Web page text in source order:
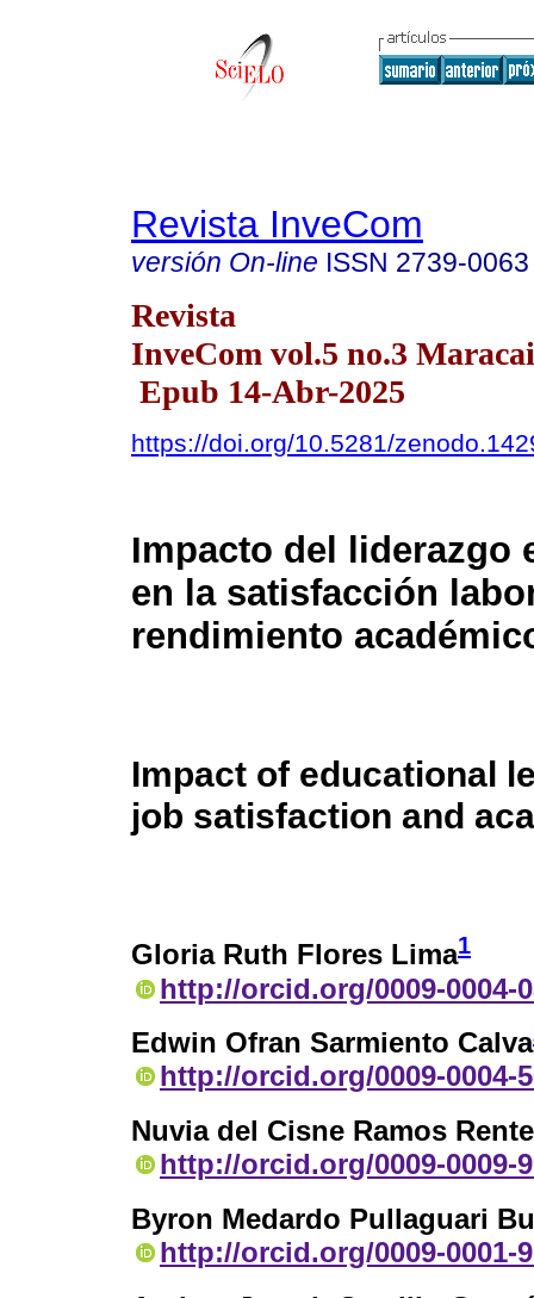
Revista InveCom
versión On-line ISSN 2739-0063
Revista
InveCom vol.5 no.3
Epub 14-Abr-2025
https://doi.org/10.5281/
Impacto del liderazgo
en la satisfacción
rendimiento
Impact of educational
job satisfaction and
Gloria Ruth Flores Lima1
http://orcid.org/0009-0004-
Edwin Ofran Sarmiento Calva
http://orcid.org/0009-0004-
Nuvia del Cisne Ramos
http://orcid.org/0009-0009-
Byron Medardo Pullaguari
http://orcid.org/0009-0001-